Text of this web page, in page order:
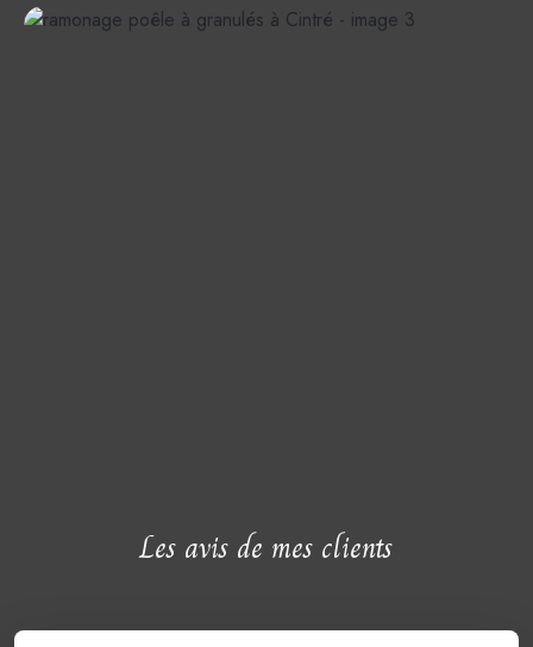
Les avis de mes clients